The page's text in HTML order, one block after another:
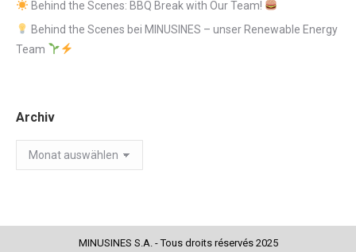
Behind the Scenes: BBQ Break with Our Team!
Behind the Scenes bei MINUSINES – unser Renewable Energy
Team
Archiv
Archiv
MINUSINES S.A. - Tous droits réservés 2025